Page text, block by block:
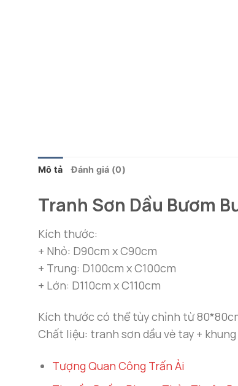
Mô tả Đánh giá (0)
Tranh Sơn Dầu Bươm
Kích thước:
+ Nhỏ: D90cm x C90cm
+ Trung: D100cm x C100cm
+ Lớn: D110cm x C110cm
Kích thước có thể tùy chỉnh từ
Chất liệu: tranh sơn dầu vè tay +
Tượng Quan Công Trấn Ải